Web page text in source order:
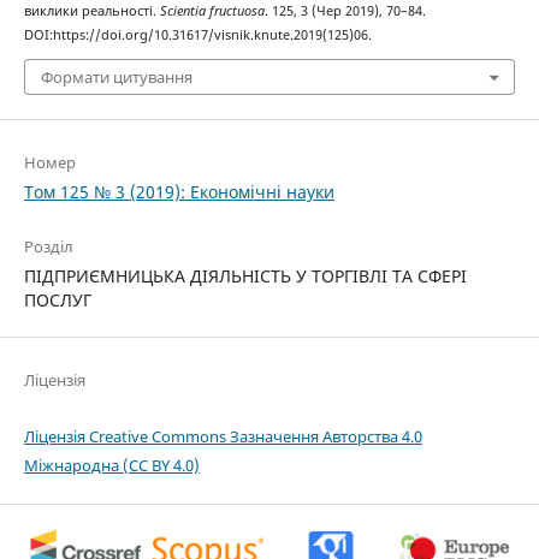
виклики реальності. Scientia fructuosa. 125, 3 (Чер 2019), 70–84.
DOI:https://doi.org/10.31617/visnik.knute.2019(125)06.
Формати цитування
Номер
Том 125 № 3 (2019): Економічні науки
Розділ
ПІДПРИЄМНИЦЬКА ДІЯЛЬНІСТЬ У ТОРГІВЛІ ТА СФЕРІ
ПОСЛУГ
Ліцензія
Ліцензія Creative Commons Зазначення Авторства 4.0
Міжнародна (CC BY 4.0)